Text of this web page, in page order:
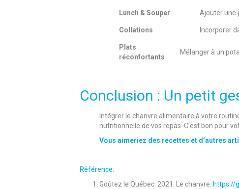
Lunch & Souper Ajouter une
Collations Incorporer
Plats
réconfortants
Mélanger à un
Conclusion : Un petit
Intégrer le chanvre alimentaire à votre
nutritionnelle de vos repas. C’est bon pour
Vous aimeriez des recettes et d’autres
Référence:
Goûtez le Québec. 2021. Le chanvre. https://